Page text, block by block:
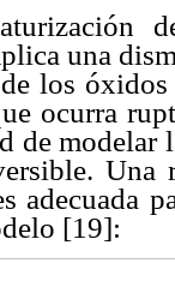
una
los
ocurra
de
Una
adecuada
[19]: